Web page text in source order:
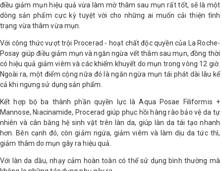
điều giảm mụn hiệu quả vừa làm mờ thâm sau mụn rất tốt, sẽ là một
dòng sản phẩm cực kỳ tuyệt vời cho những ai muốn cải thiện tình
trạng vừa thâm vừa mụn.
Với công thức vượt trội Procerad - hoạt chất độc quyền của La Roche-
Posay giúp điều giảm mụn và ngăn ngừa vết thâm sau mụn, đồng thời
có hiệu quả giảm viêm và các khiếm khuyết do mụn trong vòng 12 giờ.
Ngoài ra, một điểm cộng nữa đó là ngăn ngừa mụn tái phát dài lâu kể
cả khi ngưng sử dụng sản phẩm.
Kết hợp bộ ba thành phần quyền lực là Aqua Posae Filiformis +
Mannose, Niacinamide, Procerad giúp phục hồi hàng rào bảo vệ da tự
nhiên và cân bằng hệ sinh vật trên làn da, giúp làn da tái tạo nhanh
hơn. Bên cạnh đó, còn giảm ngứa, giảm viêm và làm dịu da tức thì,
giảm thâm do mụn gây ra hiệu quả.
Với làn da dầu, nhạy cảm hoàn toàn có thể sử dụng bình thường mà